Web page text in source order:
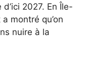
2027. En Île-
montré qu’on
nuire à la